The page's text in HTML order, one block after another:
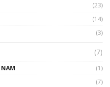
– Trò đùa tỷ đô
(23)
(14)
(3)
(7)
(1)
(7)